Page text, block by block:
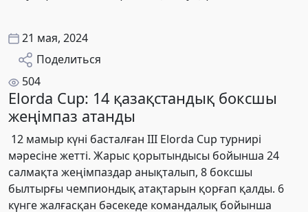
21 мая, 2024
Поделиться
504
Elorda Cup: 14 қазақстандық боксшы
жеңімпаз атанды
12 мамыр күні басталған III Elorda Cup турнирі
мәресіне жетті. Жарыс қорытындысы бойынша 24
салмақта жеңімпаздар анықталып, 8 боксшы
былтырғы чемпиондық атақтарын қорғап қалды. 6
күнге жалғасқан бәсекеде командалық бойынша